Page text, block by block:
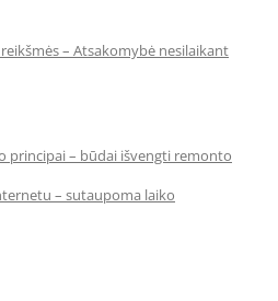
– Atsakomybė nesilaikant
principai – būdai išvengti remonto
– sutaupoma laiko